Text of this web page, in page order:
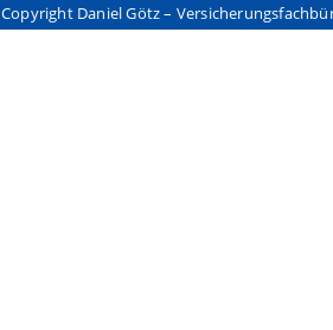
Copyright Daniel Götz –